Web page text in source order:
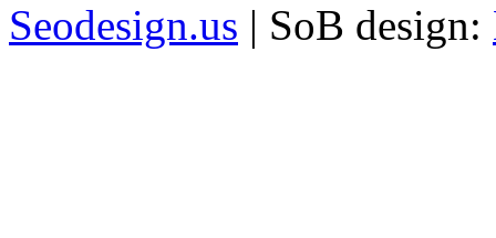
Seodesign.us | SoB design: